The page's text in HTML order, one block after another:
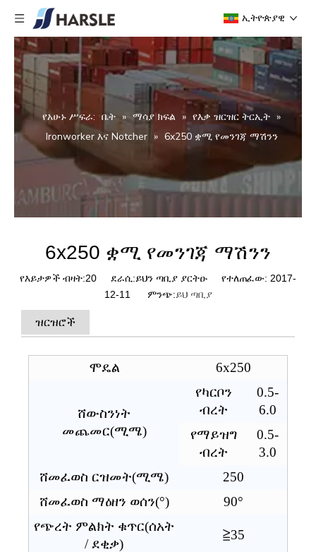
ኢትዮጵያዊ
የአሁኑ ሥፍራ: ቤት » ማሳያ ክፍል » የእቃ ዝርዝር ትርኢት »
Ironworker እና Notcher » 6x250 ቋሚ የመንገጃ ማሽንን
6x250 ቋሚ የመንገጃ ማሽንን
የእይታዎች ብዛት:20 ደራሲ:ይህን ጣቢያ ያርትዑ የተለጠፈው: 2017-
12-11 ምንጭ:ይህ ጣቢያ
ዝርዝሮች
ሞዴል 6x250
ሸውስንነት
መጨመር(ሚሜ)
የካርቦን
ብረት
0.5-
6.0
የማይዝግ
ብረት
0.5-
3.0
ሸመፈወስ ርዝመት(ሚሜ) 250
ሸመፈወስ ማዕዘን ወሰን(°) 90°
የጭረት ምልክት ቁጥር(ሰአት
/ ደቂቃ)
≧35